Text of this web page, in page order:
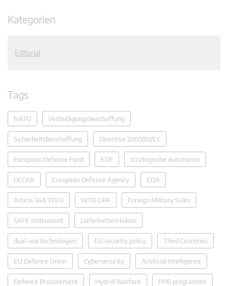
Kategorien
Editorial
Tags
NATO Verteidigungsbeschaffung
Sicherheitsbeschaffung Directive 2009/81/EC
European Defence Fund EDF strategische Autonomie
OCCAR European Defence Agency EDA
Article 346 TFEU WTO GPA Foreign Military Sales
SAFE Instrument Lieferkettenrisiken
dual-use technologies EU security policy Third Countries
EU Defence Union Cybersecurity Artificial Intelligence
Defence Procurement Hybrid Warfare FMS programme